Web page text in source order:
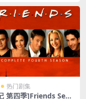
减资源][网盘在线播
][MP4/55GB][奈飞官
热门剧集
第四季]Friends Seas